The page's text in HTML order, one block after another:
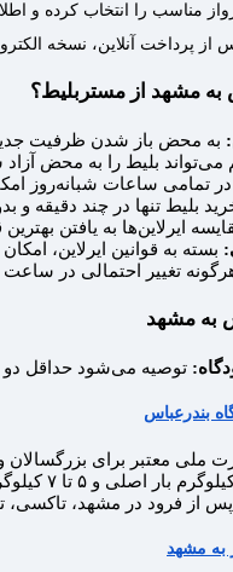
مناسب را انتخاب کرده و
از پرداخت آنلاین، نسخه
به مشهد از مستربلیط؟
به محض باز شدن ظرفیت
بلیط را به محض
در تمامی ساعات شبانه‌روز
بلیط تنها در چند دقیقه و
ایرلاین‌ها به یافتن
بسته به قوانین ایرلاین،
تغییر احتمالی در
به مشهد
توصیه می‌شود حداقل دو
بندرعباس
ملی معتبر برای
پس از فرود در مشهد، تاکسی،
به مشهد